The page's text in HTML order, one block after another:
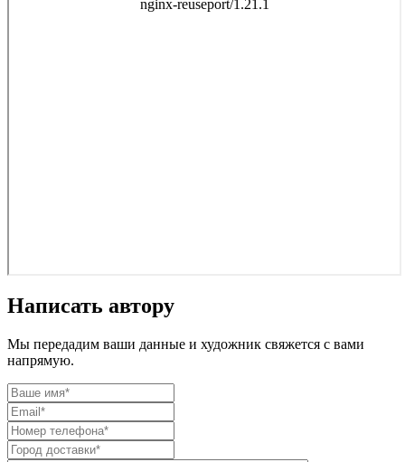
Написать автору
Мы передадим ваши данные и художник свяжется с вами
напрямую.